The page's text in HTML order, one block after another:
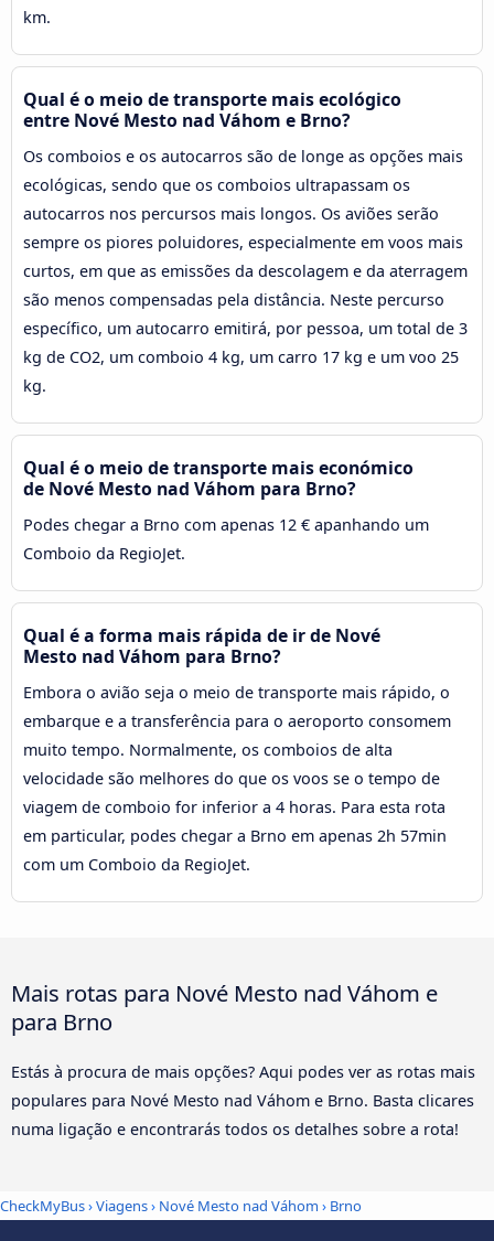
km.
Qual é o meio de transporte mais ecológico
entre Nové Mesto nad Váhom e Brno?
Os comboios e os autocarros são de longe as opções mais
ecológicas, sendo que os comboios ultrapassam os
autocarros nos percursos mais longos. Os aviões serão
sempre os piores poluidores, especialmente em voos mais
curtos, em que as emissões da descolagem e da aterragem
são menos compensadas pela distância. Neste percurso
específico, um autocarro emitirá, por pessoa, um total de 3
kg de CO2, um comboio 4 kg, um carro 17 kg e um voo 25
kg.
Qual é o meio de transporte mais económico
de Nové Mesto nad Váhom para Brno?
Podes chegar a Brno com apenas 12 € apanhando um
Comboio da RegioJet.
Qual é a forma mais rápida de ir de Nové
Mesto nad Váhom para Brno?
Embora o avião seja o meio de transporte mais rápido, o
embarque e a transferência para o aeroporto consomem
muito tempo. Normalmente, os comboios de alta
velocidade são melhores do que os voos se o tempo de
viagem de comboio for inferior a 4 horas. Para esta rota
em particular, podes chegar a Brno em apenas 2h 57min
com um Comboio da RegioJet.
Mais rotas para Nové Mesto nad Váhom e
para Brno
Estás à procura de mais opções? Aqui podes ver as rotas mais
populares para Nové Mesto nad Váhom e Brno. Basta clicares
numa ligação e encontrarás todos os detalhes sobre a rota!
CheckMyBus›Viagens› Nové Mesto nad Váhom › Brno